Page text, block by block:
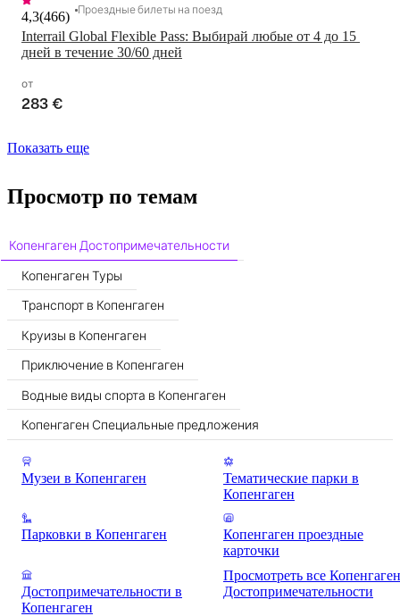
Interrail Global Flexible Pass: Выбирай любые от 4 до 15
дней в течение 30/60 дней
4,3(466) Проездные билеты на поезд
от
283 €
Показать еще
Просмотр по темам
Копенгаген Достопримечательности
Копенгаген Туры
Транспорт в Копенгаген
Круизы в Копенгаген
Приключение в Копенгаген
Водные виды спорта в Копенгаген
Копенгаген Специальные предложения
Музеи в Копенгаген
Тематические парки в
Копенгаген
Парковки в Копенгаген
Копенгаген проездные
карточки
Достопримечательности в
Копенгаген
Просмотреть все Копенгаген
Достопримечательности